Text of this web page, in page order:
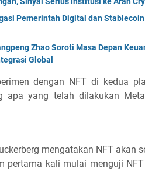
Pemerintah Digital dan
Zhao Soroti Masa Depan
Global
dengan NFT di kedua
apa yang telah dilakukan
mengatakan NFT akan
pertama kali mulai menguji